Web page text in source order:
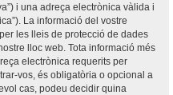
i una adreça electrònica vàlida i
La informació del vostre
les lleis de protecció de dades
lloc web. Tota informació més
electrònica requerits per
vos, és obligatòria o opcional a
cas, podeu decidir quina